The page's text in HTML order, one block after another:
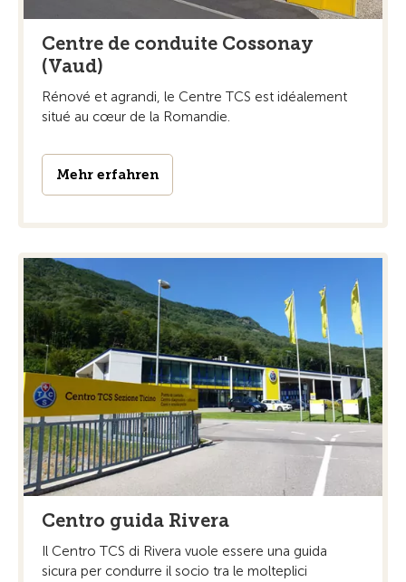
Centre de conduite Cossonay
(Vaud)
Rénové et agrandi, le Centre TCS est idéalement
situé au cœur de la Romandie.
Mehr erfahren
Centro guida Rivera
Il Centro TCS di Rivera vuole essere una guida
sicura per condurre il socio tra le molteplici